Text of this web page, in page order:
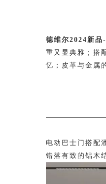
德维尔2024新品
重又显典雅；搭
忆；皮革与金属
电动巴士门搭配
错落有致的铝木